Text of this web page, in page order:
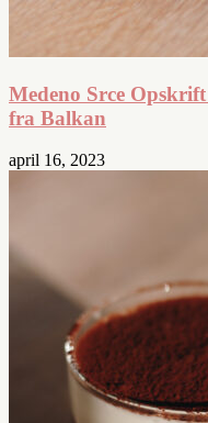
Medeno Srce
fra Balkan
april 16, 2023